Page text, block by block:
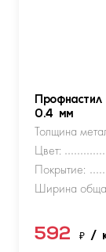
0.4 мм
Толщина
Цвет:
Покрытие:
Ширина
592 ₽ /